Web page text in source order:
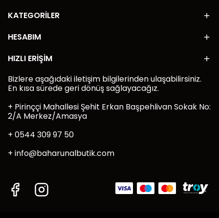
KATEGORİLER
HESABIM
HIZLI ERİŞİM
Bizlere aşağıdaki iletişim bilgilerinden ulaşabilirsiniz.
En kısa sürede geri dönüş sağlayacağız.
+ Pirinççi Mahallesi Şehit Erkan Başpehlivan Sokak No:
2/A Merkez/Amasya
+ 0544 309 97 50
+ info@baharunalbutik.com